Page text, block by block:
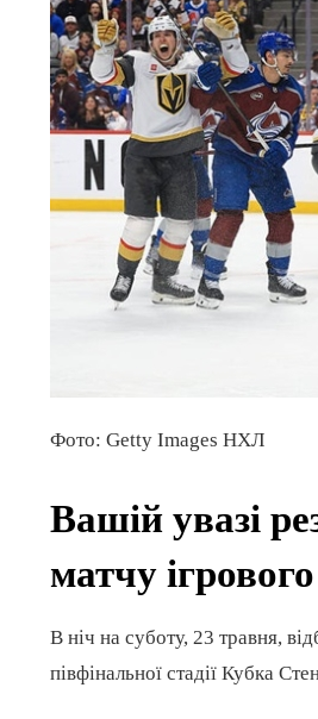
Фото: Getty Images НХЛ
Вашій увазі
матчу
В ніч на суботу, 23 травня,
півфінальної стадії Кубка